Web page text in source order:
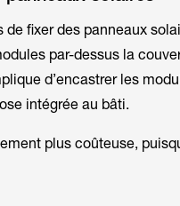
fixer des panneaux
par-dessus la
d’encastrer les
intégrée au bâti.
plus coûteuse,